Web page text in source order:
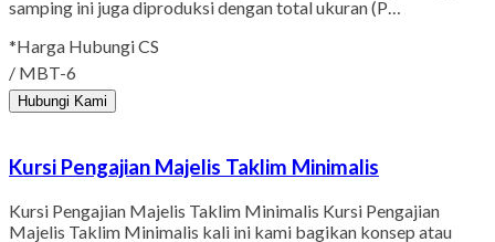
samping ini juga diproduksi dengan total ukuran (P…
*Harga Hubungi CS
/ MBT-6
Hubungi Kami
Kursi Pengajian Majelis Taklim Minimalis
Kursi Pengajian Majelis Taklim Minimalis Kursi Pengajian
Majelis Taklim Minimalis kali ini kami bagikan konsep atau